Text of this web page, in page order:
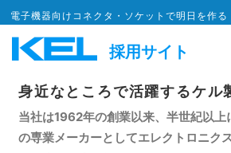
電子機器向けコネクタ・ソケットで明日を作る
採用サイト
身近なところで活躍するケル
当社は1962年の創業以来、半世紀以上
の専業メーカーとしてエレクトロニク